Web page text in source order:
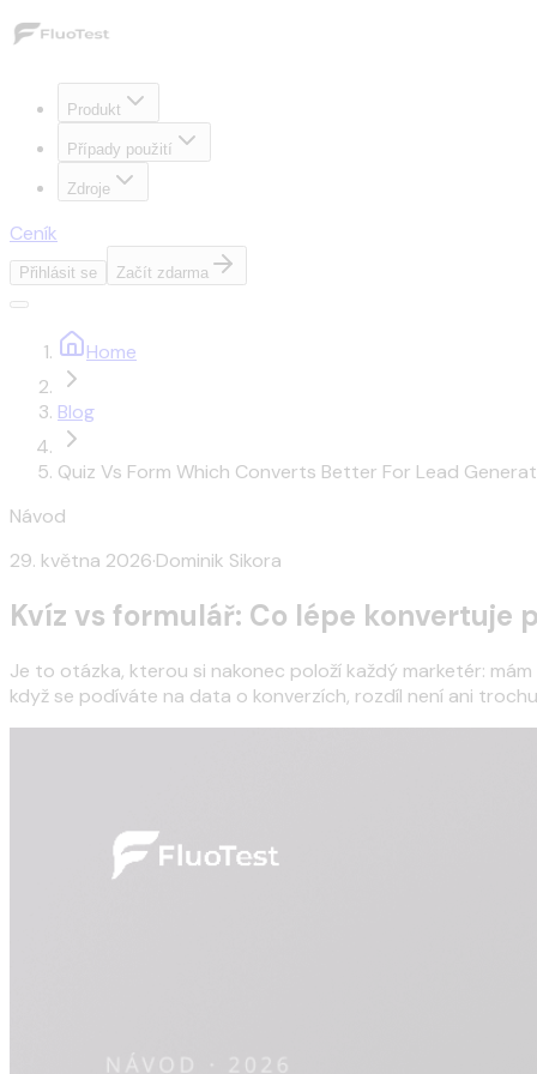
Produkt
Případy použití
Zdroje
Ceník
Přihlásit se Začít zdarma
Home
Blog
Quiz Vs Form Which Converts Better For Lead
Návod
29. května 2026·Dominik Sikora
Kvíz vs formulář: Co lépe konvertuje
Je to otázka, kterou si nakonec položí každý marketér:
když se podíváte na data o konverzích, rozdíl není ani